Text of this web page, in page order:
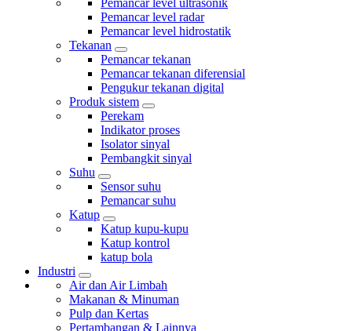
Pemancar level ultrasonik
Pemancar level radar
Pemancar level hidrostatik
Tekanan
Pemancar tekanan
Pemancar tekanan diferensial
Pengukur tekanan digital
Produk sistem
Perekam
Indikator proses
Isolator sinyal
Pembangkit sinyal
Suhu
Sensor suhu
Pemancar suhu
Katup
Katup kupu-kupu
Katup kontrol
katup bola
Industri
Air dan Air Limbah
Makanan & Minuman
Pulp dan Kertas
Pertambangan & Lainnya